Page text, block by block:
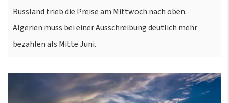
Russland trieb die Preise am Mittwoch nach oben.
Algerien muss bei einer Ausschreibung deutlich mehr
bezahlen als Mitte Juni.